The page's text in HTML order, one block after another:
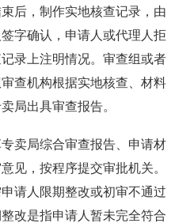
后，制作实地核查记录，由
字确认，申请人或代理人拒
录上注明情况。审查组或者
查机构根据实地核查、材料
局出具审查报告。
卖局综合审查报告、申请材
见，按程序提交审批机关。
请人限期整改或初审不通过
改是指申请人暂未完全符合